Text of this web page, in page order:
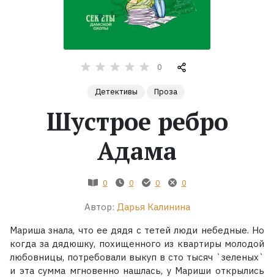
Экранизации
0
Детективы Проза
Шустрое ребро
Адама
0 0 0 0
Автор: Дарья Калинина
Мариша знала, что ее дядя с тетей люди небедные. Но
когда за дядюшку, похищенного из квартиры молодой
любовницы, потребовали выкуп в сто тысяч `зеленых`
и эта сумма мгновенно нашлась, у Мариши открылись